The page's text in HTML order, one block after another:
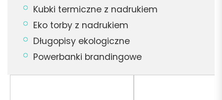
Kubki termiczne z nadrukiem
Eko torby z nadrukiem
Długopisy ekologiczne
Powerbanki brandingowe